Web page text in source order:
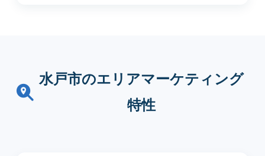
水戸市のエリアマーケティング
特性